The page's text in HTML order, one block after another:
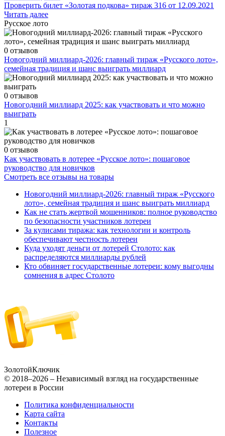
Проверить билет «Золотая подкова» тираж 316 от 12.09.2021
Читать далее
Русское лото
0 отзывов
Новогодний миллиард-2026: главный тираж «Русского лото»,
семейная традиция и шанс выиграть миллиард
0 отзывов
Новогодний миллиард 2025: как участвовать и что можно
выиграть
1
0 отзывов
Как участвовать в лотерее «Русское лото»: пошаговое
руководство для новичков
Смотреть все отзывы на товары
Новогодний миллиард-2026: главный тираж «Русского
лото», семейная традиция и шанс выиграть миллиард
Как не стать жертвой мошенников: полное руководство
по безопасности участников лотереи
За кулисами тиража: как технологии и контроль
обеспечивают честность лотереи
Куда уходят деньги от лотерей Столото: как
распределяются миллиарды рублей
Кто обвиняет государственные лотереи: кому выгодны
сомнения в адрес Столото
ЗолотойКлючик
© 2018–2026 – Независимый взгляд на государственные
лотереи в России
Политика конфиденциальности
Карта сайта
Контакты
Полезное